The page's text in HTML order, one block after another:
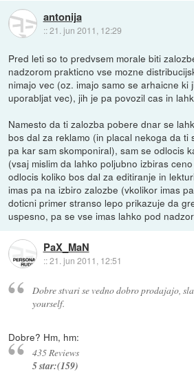
antonija
::21. jun 2011, 12:29
Pred leti so to predvsem morale biti
nadzorom prakticno vse mozne
nimajo vec (oz. imajo samo se arhaicne ki
uporabljat vec), jih je pa povozil cas in
Namesto da ti zalozba pobere dnar se
bos dal za reklamo (in placal nekoga da ti
pa kar sam skomponiral), sam se odlocis
(vsaj mislim da lahko poljubno izbiras
odlocis koliko bos dal za editiranje in
imas pa na izbiro zalozbe (vkolikor imas
doticni primer stranso lepo prikazuje da
uspesno, pa se vse imas lahko pod
PaX_MaN
::21. jun 2011, 12:51
Dobre stvari se vedno dobro prodajajo,
yourself.
Dobre? Hm, hm:
435 Reviews
5 star:(159)